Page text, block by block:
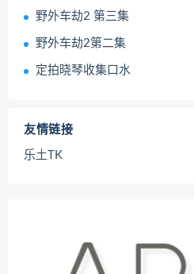
野外车劫2 第三集
野外车劫2第二集
定拍晓琴收集口水
友情链接
乐土TK